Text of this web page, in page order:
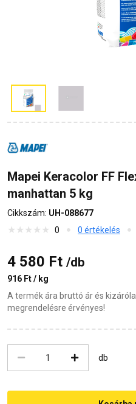
Mapei Keracolor FF
manhattan 5 kg
Cikkszám: UH-088677
0
0 értékelés
4 580 Ft /db
916 Ft / kg
A termék ára bruttó ár és
megrendelésre érvényes!
db